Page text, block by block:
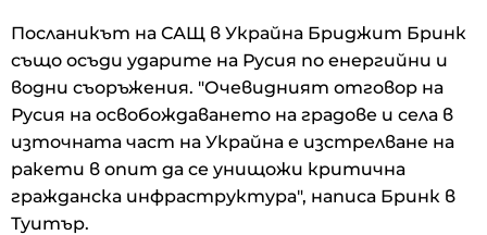
Посланикът на САЩ в Украйна Бриджит Бринк
също осъди ударите на Русия по енергийни и
водни съоръжения. "Очевидният отговор на
Русия на освобождаването на градове и села в
източната част на Украйна е изстрелване на
ракети в опит да се унищожи критична
гражданска инфраструктура", написа Бринк в
Туитър.